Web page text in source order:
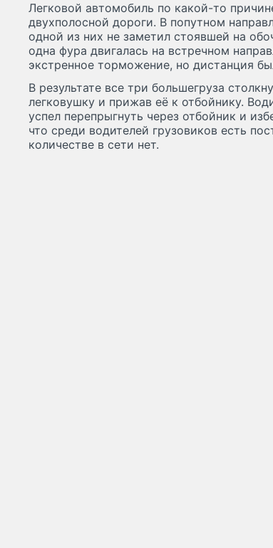
Легковой автомобиль по какой-то
двухполосной дороги. В попутном
одной из них не заметил стоявшей на
одна фура двигалась на встречном
экстренное торможение, но дистанция
В результате все три большегруза
легковушку и прижав её к отбойнику.
успел перепрыгнуть через отбойник и
что среди водителей грузовиков есть
количестве в сети нет.